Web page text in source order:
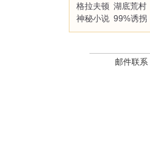
格拉夫顿 湖底荒村
神秘小说 99%诱拐
邮件联系